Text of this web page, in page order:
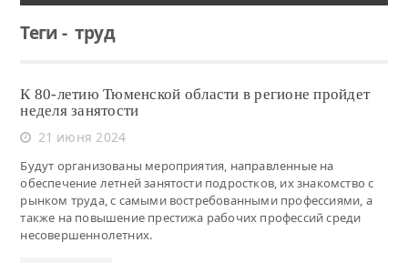
Теги-труд
К 80-летию Тюменской области в регионе пройдет
неделя занятости
21 июня 2024
Будут организованы мероприятия, направленные на
обеспечение летней занятости подростков, их знакомство с
рынком труда, с самыми востребованными профессиями, а
также на повышение престижа рабочих профессий среди
несовершеннолетних.